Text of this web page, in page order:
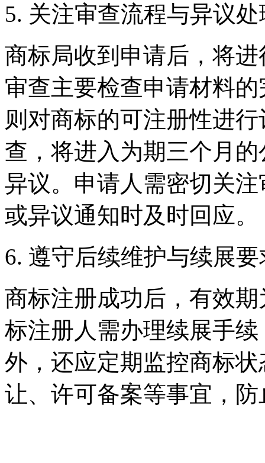
5. 关注审查流程与异议处
商标局收到申请后，将
审查主要检查申请材料
则对商标的可注册性进
查，将进入为期三个月
异议。申请人需密切关
或异议通知时及时回应。
6. 遵守后续维护与续展要
商标注册成功后，有效
标注册人需办理续展手
外，还应定期监控商标
让、许可备案等事宜，